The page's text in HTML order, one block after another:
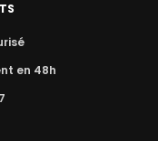
en 48h